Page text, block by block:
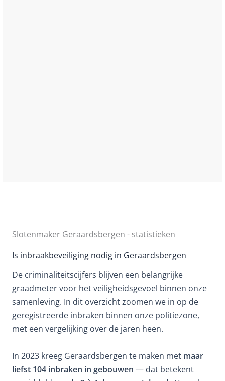
Slotenmaker Geraardsbergen - statistieken
Is inbraakbeveiliging nodig in Geraardsbergen
De criminaliteitscijfers blijven een belangrijke
graadmeter voor het veiligheidsgevoel binnen onze
samenleving. In dit overzicht zoomen we in op de
geregistreerde inbraken binnen onze politiezone,
met een vergelijking over de jaren heen.
In 2023 kreeg Geraardsbergen te maken met maar
liefst 104 inbraken in gebouwen — dat betekent